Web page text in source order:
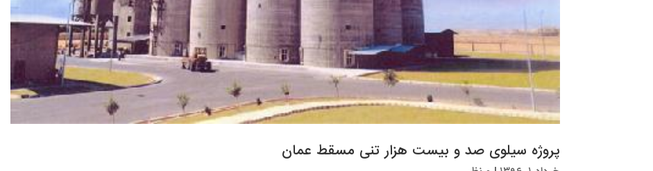
پروژه سیلوی صد و بیست هزار تنی مسقط عمان